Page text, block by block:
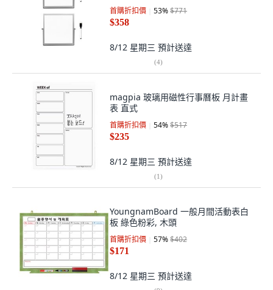
首購折扣價 53%$771
$358
8/12 星期三 預計送達
(4)
magpia 玻璃用磁性行事曆板 月計畫
表 直式
首購折扣價 54%$517
$235
8/12 星期三 預計送達
(1)
YoungnamBoard 一般月間活動表白
板 綠色粉彩, 木頭
首購折扣價 57%$402
$171
8/12 星期三 預計送達